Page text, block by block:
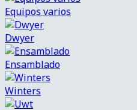
Equipos varios
Dwyer
Ensamblado
Winters